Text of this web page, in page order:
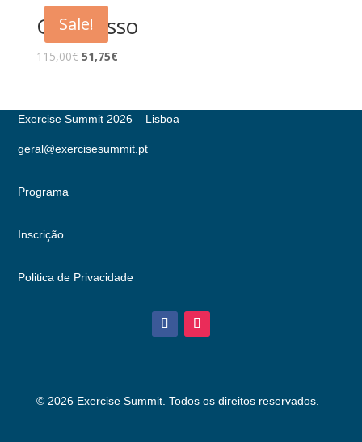
Sale!
Congresso
115,00€ 51,75€
Exercise Summit 2026 – Lisboa
geral@exercisesummit.pt
Programa
Inscrição
Politica de Privacidade
© 2026 Exercise Summit. Todos os direitos reservados.